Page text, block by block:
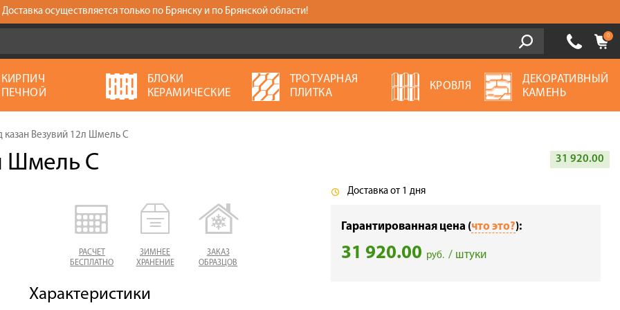
Доставка осуществляется только по Брянску и по Брянской области!
0
КИРПИЧ
ПЕЧНОЙ
БЛОКИ
КЕРАМИЧЕСКИЕ
ТРОТУАРНАЯ
ПЛИТКА
КРОВЛЯ
ДЕКОРАТИВНЫЙ
КАМЕНЬ
казан Везувий 12л Шмель С
Шмель С 31 920.00
РАСЧЕТ
БЕСПЛАТНО
ЗИМНЕЕ
ХРАНЕНИЕ
ЗАКАЗ
ОБРАЗЦОВ
Характеристики
Доставка от 1 дня
Гарантированная цена (что это?):
31 920.00 руб. / штуки